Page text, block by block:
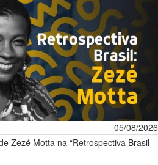
05/08/2026
Zezé Motta na “Retrospectiva Brasil